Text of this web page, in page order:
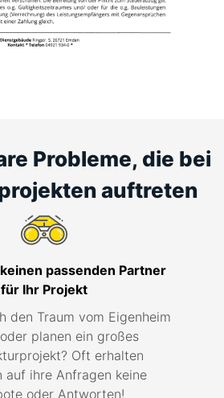
Probleme, die bei
auftreten
passenden Partner
für Ihr Projekt
den Traum vom Eigenheim
planen ein großes
Oft erhalten
auf ihre Anfragen keine
oder Antworten!